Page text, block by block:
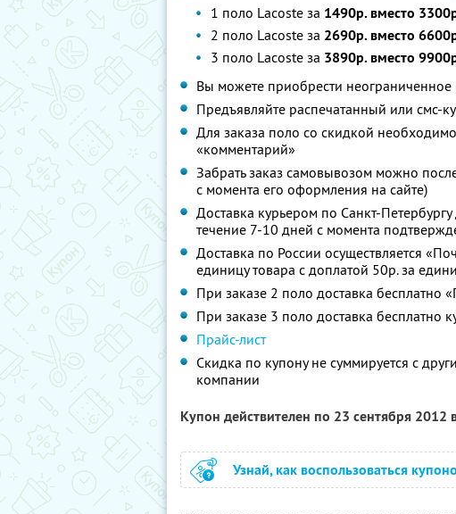
1 поло Lacoste за 1490р. вместо
2 поло Lacoste за 2690р. вместо
3 поло Lacoste за 3890р. вместо
Вы можете приобрести
Предъявляйте распечатанный или смс-
Для заказа поло со скидкой
«комментарий»
Забрать заказ самовывозом можно
с момента его оформления на сайте)
Доставка курьером по Санкт-
течение 7-10 дней с момента
Доставка по России осуществляется
единицу товара с доплатой 50р. за
При заказе 2 поло доставка бесплатно
При заказе 3 поло доставка бесплатно
Прайс-лист
Скидка по купону не суммируется с
компании
Купон действителен по 23 сентября 2012
Узнай, как воспользоваться